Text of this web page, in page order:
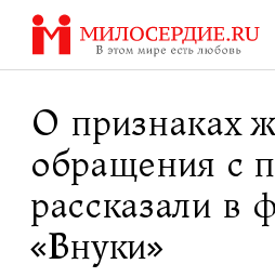
Перейти
содержанию
О признаках
обращения с
рассказали в
«Внуки»